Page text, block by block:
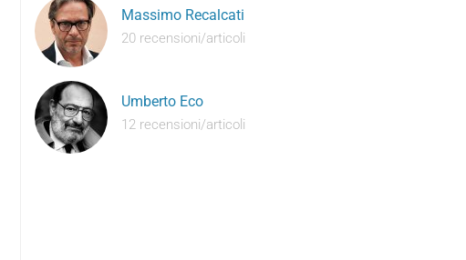
Massimo Recalcati
20 recensioni/articoli
Umberto Eco
12 recensioni/articoli